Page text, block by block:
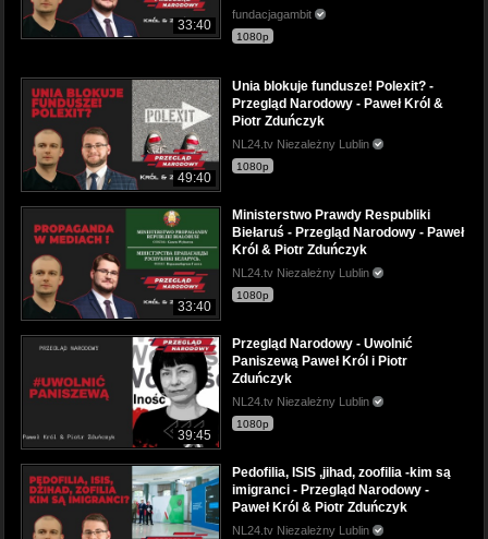
33:40
fundacjagambit
1080p
49:40
Unia blokuje fundusze! Polexit? -
Przegląd Narodowy - Paweł Król &
Piotr Zduńczyk
NL24.tv Niezależny Lublin
1080p
33:40
Ministerstwo Prawdy Respubliki
Biełaruś - Przegląd Narodowy - Paweł
Król & Piotr Zduńczyk
NL24.tv Niezależny Lublin
1080p
39:45
Przegląd Narodowy - Uwolnić
Paniszewą Paweł Król i Piotr
Zduńczyk
NL24.tv Niezależny Lublin
1080p
Pedofilia, ISIS ,jihad, zoofilia -kim są
imigranci - Przegląd Narodowy -
Paweł Król & Piotr Zduńczyk
NL24.tv Niezależny Lublin